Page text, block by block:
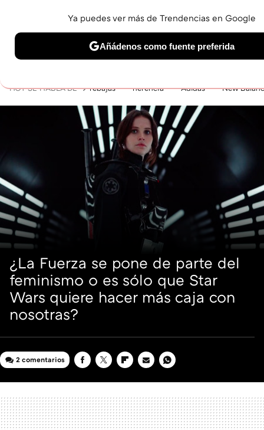
BELLEZA SHOPPING VIAJES GASTRO SNEAKERS
HOY SE HABLA DE rebajas herencia Adidas New
¿La Fuerza se pone de parte del
feminismo o es sólo que Star
Wars quiere hacer más caja con
nosotras?
2 comentarios
Ya puedes ver más de Trendencias en Google
Añádenos como fuente preferida